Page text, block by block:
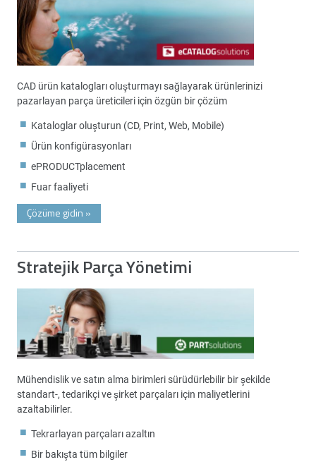
CAD ürün katalogları oluşturmayı sağlayarak ürünlerinizi
pazarlayan parça üreticileri için özgün bir çözüm
Kataloglar oluşturun (CD, Print, Web, Mobile)
Ürün konfigürasyonları
ePRODUCTplacement
Fuar faaliyeti
Çözüme gidin »
Stratejik Parça Yönetimi
Mühendislik ve satın alma birimleri sürüdürlebilir bir şekilde
standart-, tedarikçi ve şirket parçaları için maliyetlerini
azaltabilirler.
Tekrarlayan parçaları azaltın
Bir bakışta tüm bilgiler